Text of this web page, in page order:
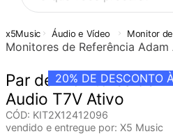
Áudio e Vídeo Monitor
Monitores de Referência
20% DE DESCONTO
Par de Monitores de
Audio T7V Ativo
CÓD: KIT2X12412096
vendido e entregue por: X5 Music